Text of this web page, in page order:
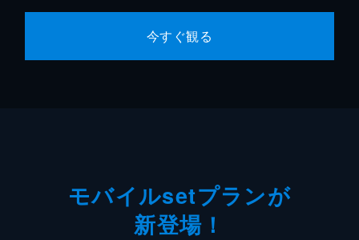
今すぐ観る
モバイルsetプランが
新登場！